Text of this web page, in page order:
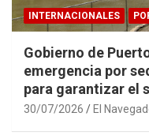
INTERNACIONALES
Gobierno de
emergencia por
para garantizar el
30/07/2026 El